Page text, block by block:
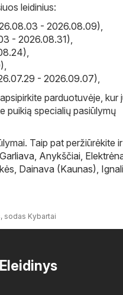
leidinius:
- 2026.08.09),
- 2026.08.31),
,
,
- 2026.09.07),
parduotuvėje, kur
puikią specialių pasiūlymų
Taip pat peržiūrėkite ir
Garliava, Anykščiai,
, Dainava (Kaunas),
sodas Kybartai
Eleidinys